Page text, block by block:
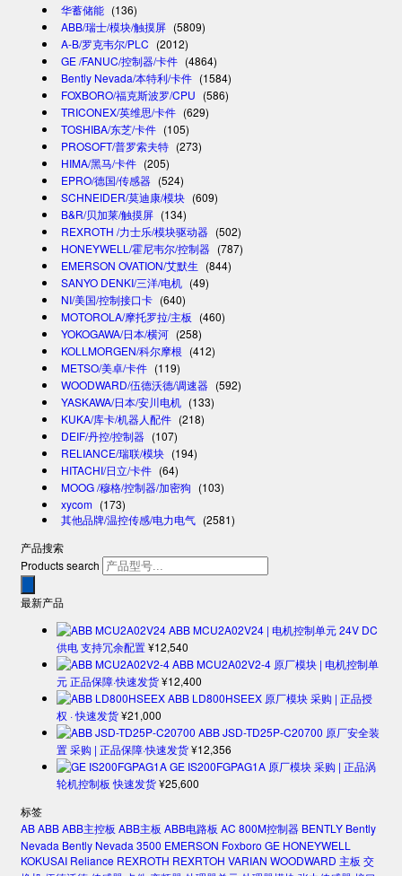
华蓄储能 (136)
ABB/瑞士/模块/触摸屏 (5809)
A-B/罗克韦尔/PLC (2012)
GE /FANUC/控制器/卡件 (4864)
Bently Nevada/本特利/卡件 (1584)
FOXBORO/福克斯波罗/CPU (586)
TRICONEX/英维思/卡件 (629)
TOSHIBA/东芝/卡件 (105)
PROSOFT/普罗索夫特 (273)
HIMA/黑马/卡件 (205)
EPRO/德国/传感器 (524)
SCHNEIDER/莫迪康/模块 (609)
B&R/贝加莱/触摸屏 (134)
REXROTH /力士乐/模块驱动器 (502)
HONEYWELL/霍尼韦尔/控制器 (787)
EMERSON OVATION/艾默生 (844)
SANYO DENKI/三洋/电机 (49)
NI/美国/控制接口卡 (640)
MOTOROLA/摩托罗拉/主板 (460)
YOKOGAWA/日本/横河 (258)
KOLLMORGEN/科尔摩根 (412)
METSO/美卓/卡件 (119)
WOODWARD/伍德沃德/调速器 (592)
YASKAWA/日本/安川电机 (133)
KUKA/库卡/机器人配件 (218)
DEIF/丹控/控制器 (107)
RELIANCE/瑞联/模块 (194)
HITACHI/日立/卡件 (64)
MOOG /穆格/控制器/加密狗 (103)
xycom (173)
其他品牌/温控传感/电力电气 (2581)
产品搜索
Products search
最新产品
ABB MCU2A02V24 | 电机控制单元 24V DC
供电 支持冗余配置¥12,540
ABB MCU2A02V2-4 原厂模块 | 电机控制单
元 正品保障·快速发货¥12,400
ABB LD800HSEEX 原厂模块 采购 | 正品授
权 · 快速发货¥21,000
ABB JSD-TD25P-C20700 原厂安全装
置 采购 | 正品保障·快速发货¥12,356
GE IS200FGPAG1A 原厂模块 采购 | 正品涡
轮机控制板 快速发货¥25,600
标签
ABABBABB主控板 ABB主板 ABB电路板 AC 800M控制器 BENTLY Bently
Nevada Bently Nevada 3500 EMERSON Foxboro GE HONEYWELL
KOKUSAI Reliance REXROTH REXRTOH VARIAN WOODWARD 主板 交